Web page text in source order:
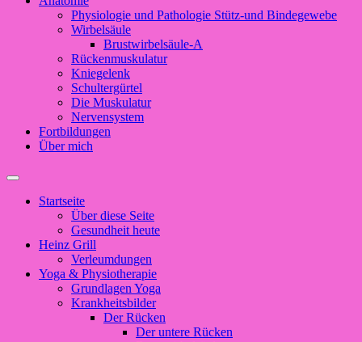
Physiologie und Pathologie Stütz-und Bindegewebe
Wirbelsäule
Brustwirbelsäule-A
Rückenmuskulatur
Kniegelenk
Schultergürtel
Die Muskulatur
Nervensystem
Fortbildungen
Über mich
Suchfeld
ein-/ausblenden
Startseite
Über diese Seite
Gesundheit heute
Heinz Grill
Verleumdungen
Yoga & Physiotherapie
Grundlagen Yoga
Krankheitsbilder
Der Rücken
Der untere Rücken